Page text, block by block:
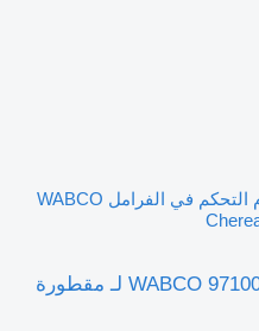
صمام التحكم في الفرامل WABCO
صمام التحكم في الفرامل WABCO 9710029000 لـ مقطورة